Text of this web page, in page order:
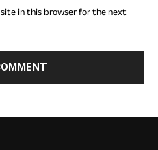
in this browser for the next